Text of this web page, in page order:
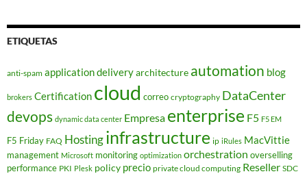
ETIQUETAS
anti-spam application deliveryarchitecture automation blog
brokers Certification cloud correo cryptography DataCenter
devops dynamic data center Empresa enterprise F5 F5 EM
F5 Friday FAQ Hostinginfrastructure ip iRules MacVittie
management Microsoft monitoring optimization orchestration overselling
performance PKI Plesk policy precio private cloud computing Reseller SDC